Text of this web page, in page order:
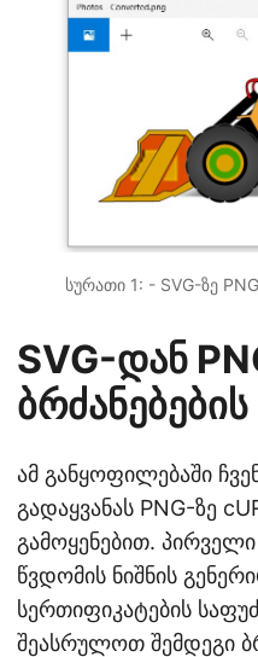
სურათი 1: - SVG-ზე
SVG-დან
ამ განყოფილებაში
გადაყვანას PNG-ზე
გამოყენებით. პირველი
წვდომის ნიშნის
სერთიფიკატების
შეასრულოთ შემდეგი